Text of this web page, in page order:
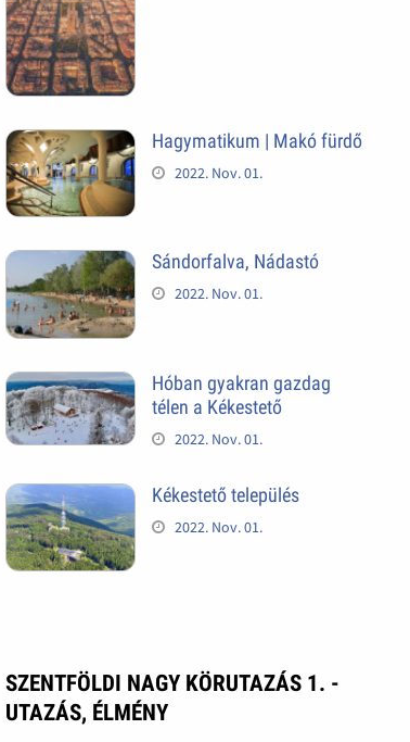
Hagymatikum | Makó fürdő
2022. Nov. 01.
Sándorfalva, Nádastó
2022. Nov. 01.
Hóban gyakran gazdag
télen a Kékestető
2022. Nov. 01.
Kékestető település
2022. Nov. 01.
SZENTFÖLDI NAGY KÖRUTAZÁS 1. -
UTAZÁS, ÉLMÉNY